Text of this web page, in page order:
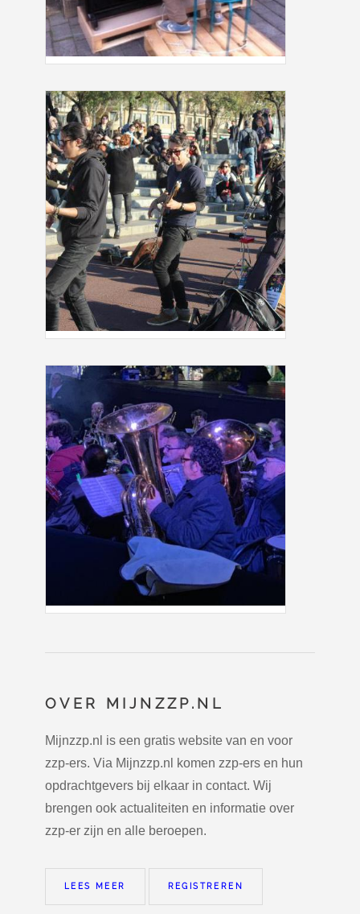
OVER MIJNZZP.NL
Mijnzzp.nl is een gratis website van en voor
zzp-ers. Via Mijnzzp.nl komen zzp-ers en hun
opdrachtgevers bij elkaar in contact. Wij
brengen ook actualiteiten en informatie over
zzp-er zijn en alle beroepen.
LEES MEER REGISTREREN